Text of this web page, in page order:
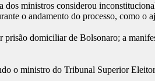
ministros considerou
o andamento do processo, como
domiciliar de Bolsonaro; a
o ministro do Tribunal Superior